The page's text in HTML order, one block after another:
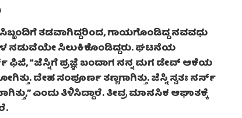
ತಡವಾಗಿದ್ದರಿಂದ, ಗಾಯಗೊಂಡಿದ್ದ ನವವಧು
ನಡುವೆಯೇ ಸಿಲುಕಿಕೊಂಡಿದ್ದರು. ಘಟನೆಯ
ಫಿಜಿ, “ಜೆಸ್ನಿಗೆ ಪ್ರಜ್ಞೆ ಬಂದಾಗ ನನ್ನ ಮಗ ಡೇವ್ ಆಕೆಯ
ದೇಹ ಸಂಪೂರ್ಣ ತಣ್ಣಗಾಗಿತ್ತು. ಜೆಸ್ನಿ ಸ್ವತಃ ನರ್ಸ್
ಎಂದು ತಿಳಿಸಿದ್ದಾರೆ. ತೀವ್ರ ಮಾನಸಿಕ ಆಘಾತಕ್ಕೆ